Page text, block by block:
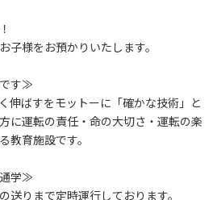
子様をお預かりいたします。
す≫
伸ばすをモットーに「確かな技術」と
に運転の責任・命の大切さ・運転の楽
教育施設です。
学≫
送りまで定時運行しております。